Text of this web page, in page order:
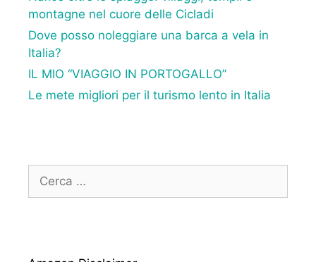
montagne nel cuore delle Cicladi
Dove posso noleggiare una barca a vela in
Italia?
IL MIO “VIAGGIO IN PORTOGALLO”
Le mete migliori per il turismo lento in Italia
per: